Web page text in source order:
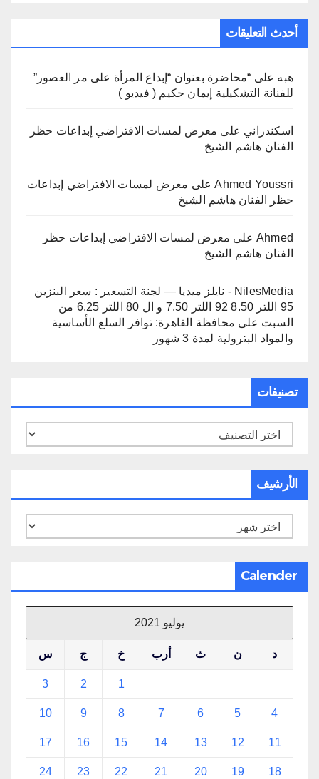
أحدث التعليقات
هبه على “محاضرة بعنوان “إبداع المرأة على مر العصور”
للفنانة التشكيلية إيمان حكيم ( فيديو )
اسكندراني على معرض لمسات الافتراضي إبداعات حظر
الفنان هاشم الشيخ
Ahmed Youssriعلى معرض لمسات الافتراضي إبداعات
حظر الفنان هاشم الشيخ
Ahmed على معرض لمسات الافتراضي إبداعات حظر
الفنان هاشم الشيخ
NilesMedia - نايلز ميديا — لجنة التسعير : سعر البنزين
95 اللتر 8.50 92 اللتر 7.50 و ال 80 اللتر 6.25 من
السبت على محافظة القاهرة: توافر السلع الأساسية
والمواد البترولية لمدة 3 شهور
تصنيفات
تصنيفات
الأرشيف
الأرشيف
Calender
يوليو 2021
د ن ث أرب خ ج س
1
2
3
4
5
6
7
8
9
10
11
12
13
14
15
16
17
18
19
20
21
22
23
24